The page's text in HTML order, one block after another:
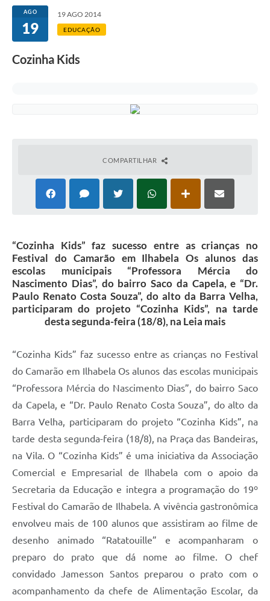
AGO
19
19 AGO 2014
EDUCAÇÃO
Cozinha Kids
COMPARTILHAR
“Cozinha Kids” faz sucesso entre as crianças no
Festival do Camarão em Ilhabela Os alunos das
escolas municipais “Professora Mércia do
Nascimento Dias”, do bairro Saco da Capela, e “Dr.
Paulo Renato Costa Souza”, do alto da Barra Velha,
participaram do projeto “Cozinha Kids”, na tarde
desta segunda-feira (18/8), na Leia mais
“Cozinha Kids” faz sucesso entre as crianças no Festival
do Camarão em Ilhabela Os alunos das escolas municipais
“Professora Mércia do Nascimento Dias”, do bairro Saco
da Capela, e “Dr. Paulo Renato Costa Souza”, do alto da
Barra Velha, participaram do projeto “Cozinha Kids”, na
tarde desta segunda-feira (18/8), na Praça das Bandeiras,
na Vila. O “Cozinha Kids” é uma iniciativa da Associação
Comercial e Empresarial de Ilhabela com o apoio da
Secretaria da Educação e integra a programação do 19º
Festival do Camarão de Ilhabela. A vivência gastronômica
envolveu mais de 100 alunos que assistiram ao filme de
desenho animado “Ratatouille” e acompanharam o
preparo do prato que dá nome ao filme. O chef
convidado Jamesson Santos preparou o prato com o
acompanhamento da chefe de Alimentação Escolar, da